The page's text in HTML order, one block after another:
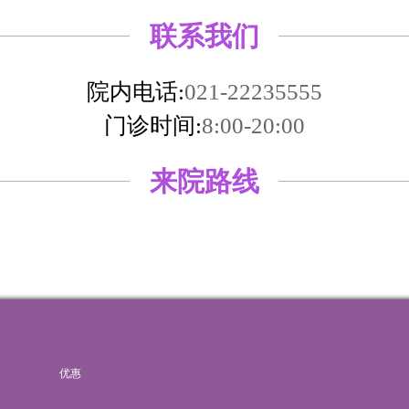
联系我们
院内电话:021-22235555
门诊时间:8:00-20:00
来院路线
优惠